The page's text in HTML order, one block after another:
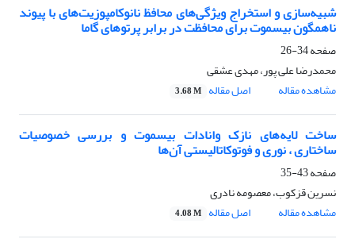
شبیه‌سازی و استخراج ویژگی‌های محافظ نانوکامپوزیت‌های با پیوند
ناهمگون بیسموت برای محافظت در برابر پرتوهای گاما
صفحه34-26
محمدرضا علی پور، مهدی عشقی
مشاهده مقاله
اصل مقاله 3.68 M
ساخت لایه‌های نازک‌‌ وانادات بیسموت و بررسی خصوصیات
ساختاری ، نوری و فوتوکاتالیستی آن‌ها
صفحه43-35
نسرین قزکوب، معصومه نادری
مشاهده مقاله
اصل مقاله 4.08 M